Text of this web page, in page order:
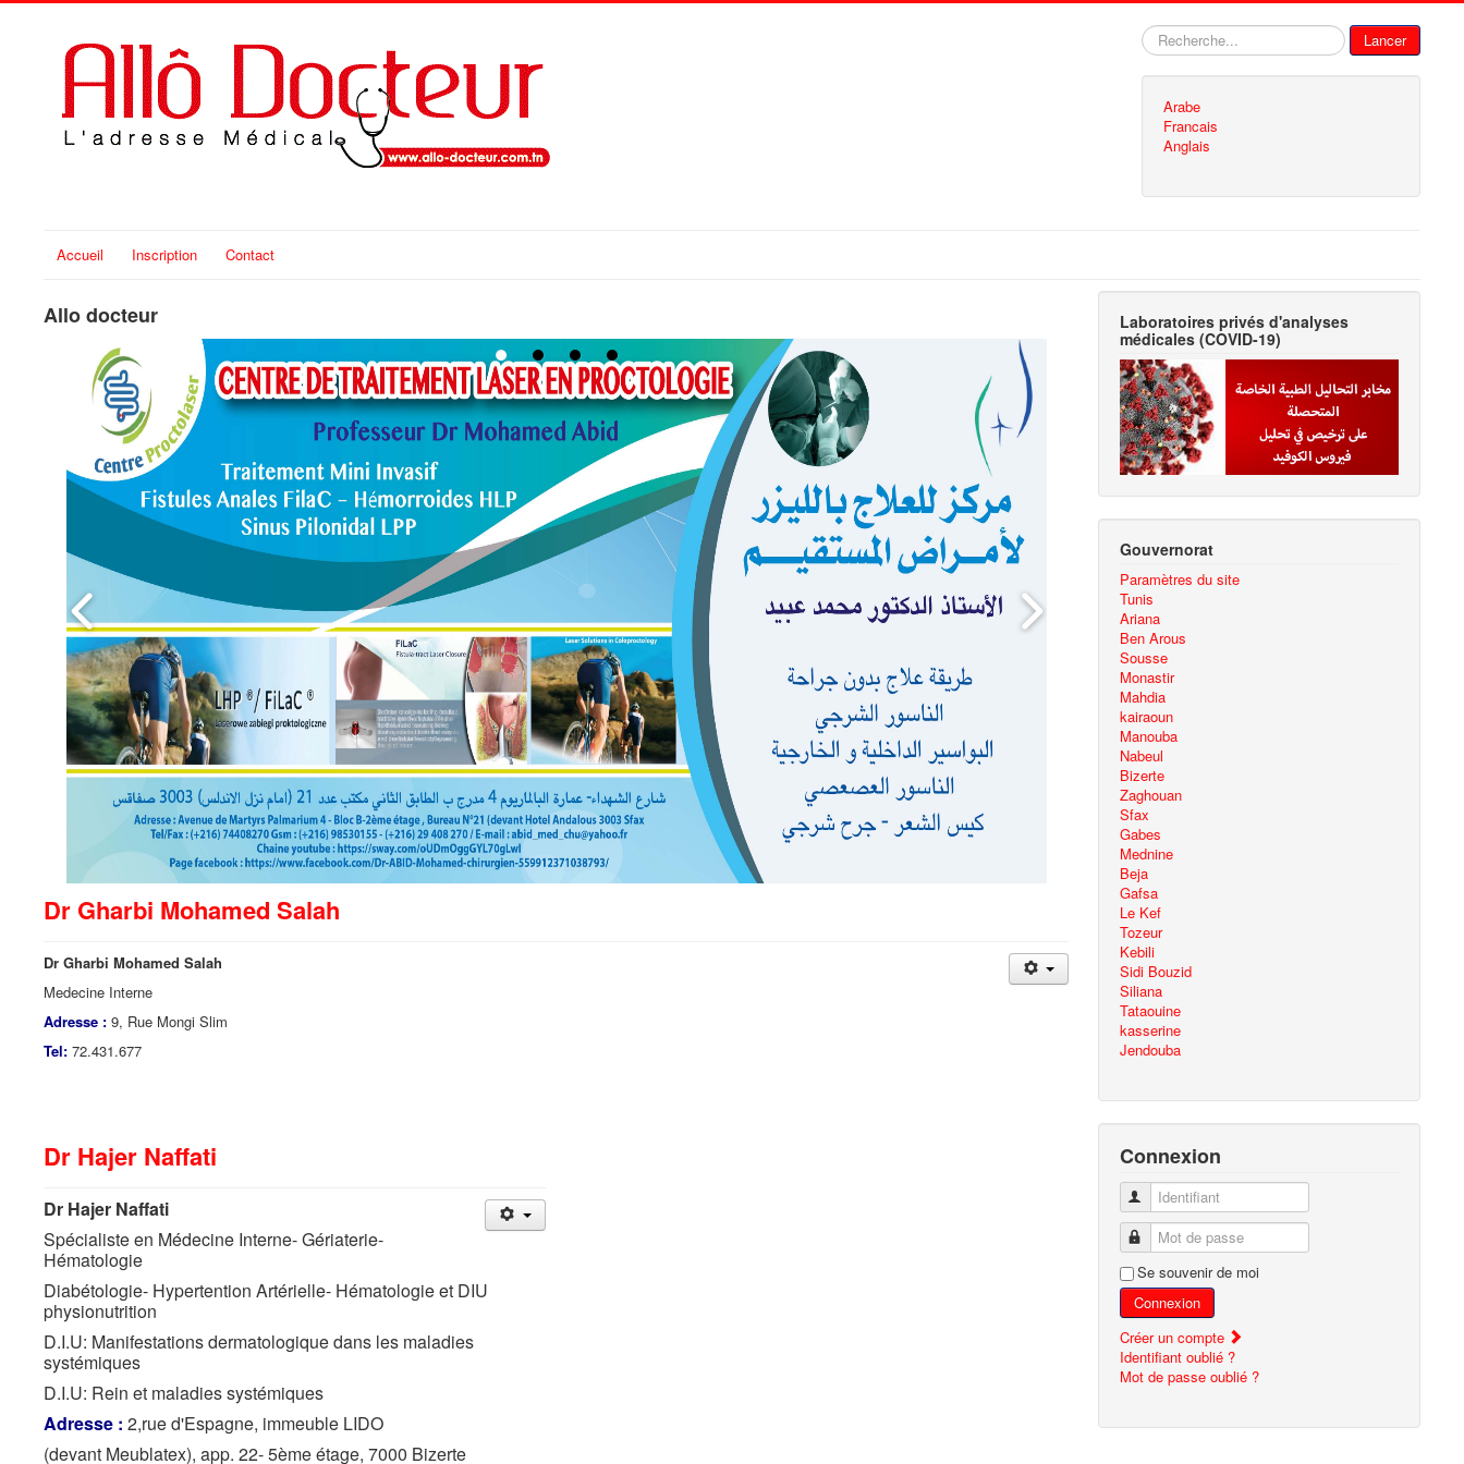
Rechercher Lancer
Arabe
Francais
Anglais
Accueil Inscription Contact
Allo docteur
Dr Gharbi Mohamed Salah
Dr Gharbi Mohamed Salah
Medecine Interne
Adresse : 9, Rue Mongi Slim
Tel: 72.431.677
Dr Hajer Naffati
Dr Hajer Naffati
Spécialiste en Médecine Interne- Gériaterie-
Hématologie
Diabétologie- Hypertention Artérielle- Hématologie et DIU
physionutrition
D.I.U: Manifestations dermatologique dans les maladies
systémiques
D.I.U: Rein et maladies systémiques
Adresse : 2,rue d'Espagne, immeuble LIDO
(devant Meublatex), app. 22- 5ème étage, 7000 Bizerte
Laboratoires privés d'analyses
médicales (COVID-19)
Gouvernorat
Paramètres du site
Tunis
Ariana
Ben Arous
Sousse
Monastir
Mahdia
kairaoun
Manouba
Nabeul
Bizerte
Zaghouan
Sfax
Gabes
Mednine
Beja
Gafsa
Le Kef
Tozeur
Kebili
Sidi Bouzid
Siliana
Tataouine
kasserine
Jendouba
Connexion
Identifiant
Mot de passe
Se souvenir de moi
Connexion
Créer un compte
Identifiant oublié ?
Mot de passe oublié ?